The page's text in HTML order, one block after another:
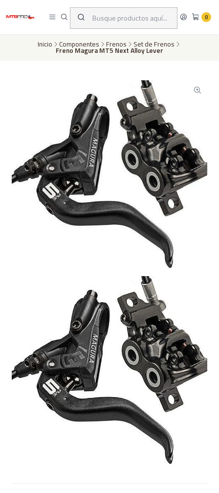
0
Despachos a todo Chile a través de Chilexpress en 24 a 72 horas hábiles
dependiento de tu ubicación | Pago con tarjeta de crédito o transferencia
Inicio Componentes Frenos Set de Frenos
Freno Magura MT5 Next Alloy Lever